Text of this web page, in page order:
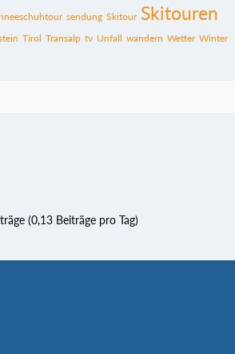
sendung Skitour Skitouren
Tirol Transalp tv Unfall wandern Wetter Winter
(0,13 Beiträge pro Tag)